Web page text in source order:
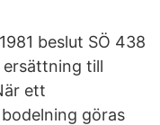
beslut SÖ 438
ersättning till
ett
göras